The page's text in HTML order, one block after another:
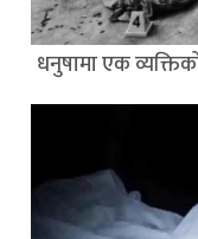
धनुषामा एक